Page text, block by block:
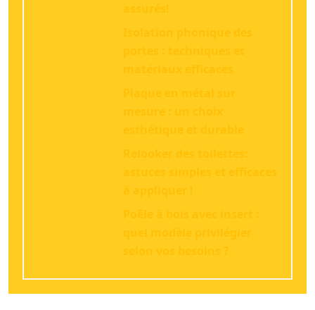
assurés!
Isolation phonique des
portes : techniques et
matériaux efficaces
Plaque en métal sur
mesure : un choix
esthétique et durable
Relooker des toilettes:
astuces simples et efficaces
à appliquer !
Poêle à bois avec insert :
quel modèle privilégier
selon vos besoins ?